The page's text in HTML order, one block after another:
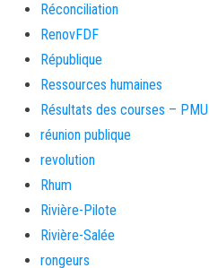
Réconciliation
RenovFDF
République
Ressources humaines
Résultats des courses – PMU
réunion publique
revolution
Rhum
Rivière-Pilote
Rivière-Salée
rongeurs